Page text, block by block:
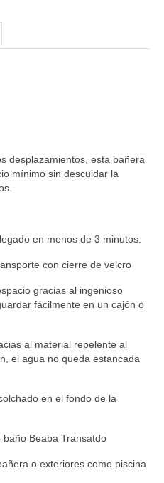
desplazamientos, esta bañera
mínimo sin descuidar la
en menos de 3 minutos.
con cierre de velcro
gracias al ingenioso
fácilmente en un cajón o
al material repelente al
el agua no queda estancada
en el fondo de la
baño Beaba Transatdo
o exteriores como piscina